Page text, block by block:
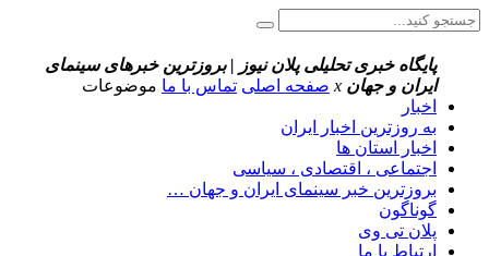
پایگاه خبری تحلیلی پلان نیوز | بروزترین خبرهای سینمای
ایران و جهان x صفحه اصلی تماس با ما موضوعات
اخبار
به روزترین اخبار ایران
اخبار استان ها
اجتماعی ، اقتصادی ، سیاسی
بروزترین خبر سینمای ایران و جهان …
گوناگون
پلان تی وی
ارتباط با ما